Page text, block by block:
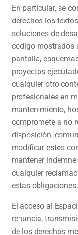
En particular, se
derechos los
soluciones de
código mostrados
pantalla,
proyectos
cualquier otro
profesionales en
mantenimiento,
compromete a no
disposición,
modificar estos
mantener indemne
cualquier
estas obligaciones.
El acceso al
renuncia,
de los derechos